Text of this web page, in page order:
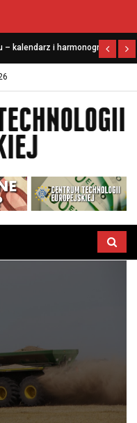
– kalendarz i harmonogram